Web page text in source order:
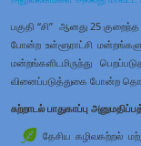
பகுதி “சி” ஆனது 25
போன்ற உள்ளூராட்சி
மன்றங்களிடமிருந்து
வினைப்படுத்துகை போன்ற
சுற்றாடல் பாதுகாப்பு
தேசிய கழிவகற்றல்